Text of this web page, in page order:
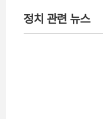
정치 관련 뉴스